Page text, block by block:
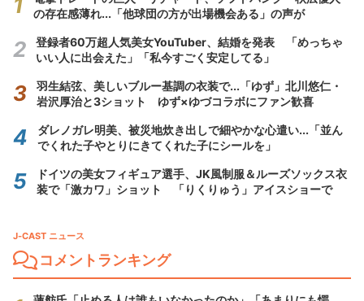
の存在感薄れ...「他球団の方が出場機会ある」の声が
登録者60万超人気美女YouTuber、結婚を発表 「めっちゃ
いい人に出会えた」「私今すごく安定してる」
羽生結弦、美しいブルー基調の衣装で...「ゆず」北川悠仁・
岩沢厚治と3ショット ゆず×ゆづコラボにファン歓喜
ダレノガレ明美、被災地炊き出しで細やかな心遣い...「並ん
でくれた子やとりにきてくれた子にシールを」
ドイツの美女フィギュア選手、JK風制服＆ルーズソックス衣
装で「激カワ」ショット 「りくりゅう」アイスショーで
J-CAST ニュース
コメントランキング